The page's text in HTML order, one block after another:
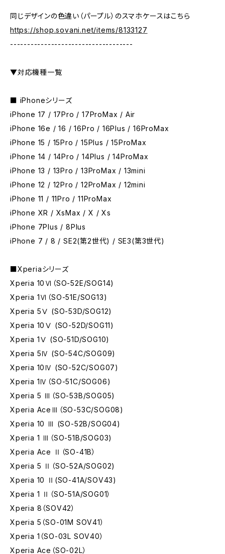
同じデザインの色違い（パープル）のスマホケースはこちら
https://shop.sovani.net/items/8133127
------------------------------------
▼対応機種一覧
■ iPhoneシリーズ
iPhone 17 / 17Pro / 17ProMax / Air
iPhone 16e / 16 / 16Pro / 16Plus / 16ProMax
iPhone 15 / 15Pro / 15Plus / 15ProMax
iPhone 14 / 14Pro / 14Plus / 14ProMax
iPhone 13 / 13Pro / 13ProMax / 13mini
iPhone 12 / 12Pro / 12ProMax / 12mini
iPhone 11 / 11Pro / 11ProMax
iPhone XR / XsMax / X / Xs
iPhone 7Plus / 8Plus
iPhone 7 / 8 / SE2(第2世代) / SE3(第3世代)
■Xperiaシリーズ
Xperia 10Ⅵ（SO-52E/SOG14)
Xperia 1Ⅵ（SO-51E/SOG13)
Xperia 5Ⅴ (SO-53D/SOG12)
Xperia 10Ⅴ (SO-52D/SOG11)
Xperia 1Ⅴ (SO-51D/SOG10)
Xperia 5Ⅳ (SO-54C/SOG09)
Xperia 10Ⅳ (SO-52C/SOG07)
Xperia 1Ⅳ（SO-51C/SOG06)
Xperia 5 Ⅲ（SO-53B/SOG05)
Xperia AceⅢ（SO-53C/SOG08)
Xperia 10 Ⅲ (SO-52B/SOG04)
Xperia 1 Ⅲ（SO-51B/SOG03)
Xperia Ace Ⅱ（SO-41B）
Xperia 5 Ⅱ（SO-52A/SOG02)
Xperia 10 Ⅱ(SO-41A/SOV43)
Xperia 1 Ⅱ（SO-51A/SOG01）
Xperia 8（SOV42）
Xperia 5（SO-01M SOV41）
Xperia 1（SO-03L SOV40）
Xperia Ace（SO-02L）